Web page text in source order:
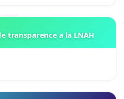
transparence a la LNAH